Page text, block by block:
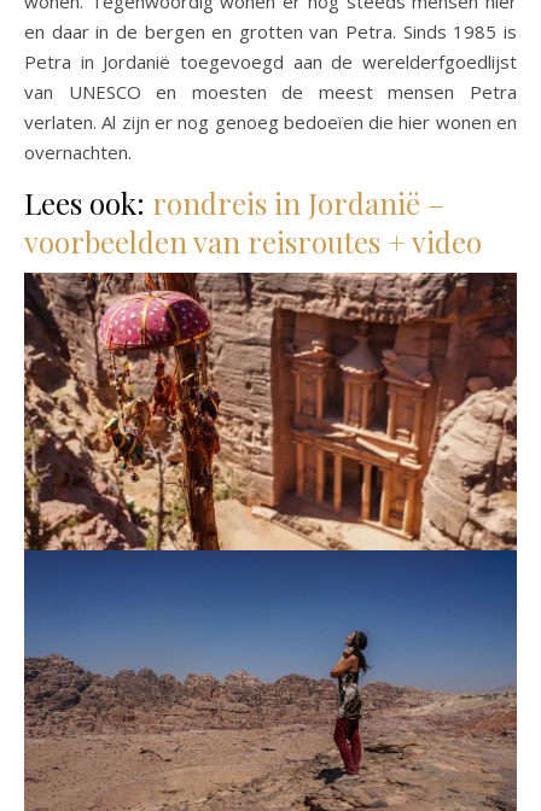
en daar in de bergen en grotten van Petra. Sinds 1985 is
Petra in Jordanië toegevoegd aan de werelderfgoedlijst
van UNESCO en moesten de meest mensen Petra
verlaten. Al zijn er nog genoeg bedoeïen die hier wonen en
overnachten.
Lees ook: rondreis in Jordanië –
voorbeelden van reisroutes + video